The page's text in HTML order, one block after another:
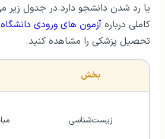
یا رد شدن دانشجو دارد.در جدول زیر
کاملی درباره آزمون های ورودی دانشگاه‎ های مجارستان
تحصیل پزشکی را مشاهده کنید.
بخش
زیست‌شناسی